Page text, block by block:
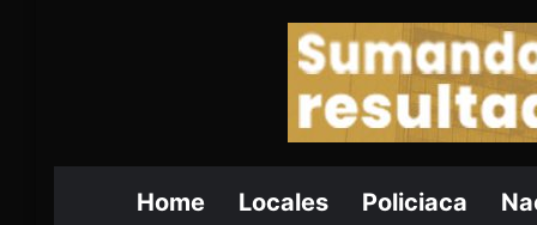
Home Locales Policiaca